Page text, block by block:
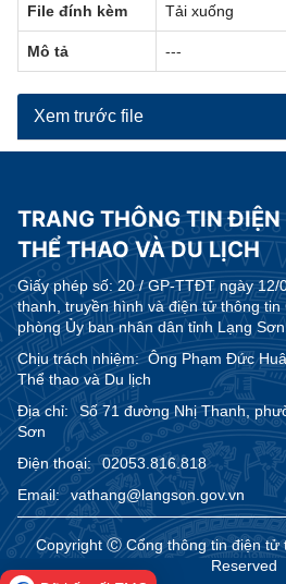
File đính kèm Tải xuống
Mô tả ---
Xem trước file
TRANG THÔNG TIN
THỂ THAO VÀ DU LỊCH
Giấy phép số:20 / GP-TTĐT ngày 12/
thanh, truyền hình và điện tử thông
phòng Ủy ban nhân dân tỉnh Lạng Sơn.
Chịu trách nhiệm:Ông Phạm Đức
Thể thao và Du lịch
Địa chỉ:
Số 71 đường Nhị Thanh,
Sơn
Điện thoại:
02053.816.818
Email:
vathang@langson.gov.vn
Copyright Ⓒ Cổng thông tin điện tử
Reserved